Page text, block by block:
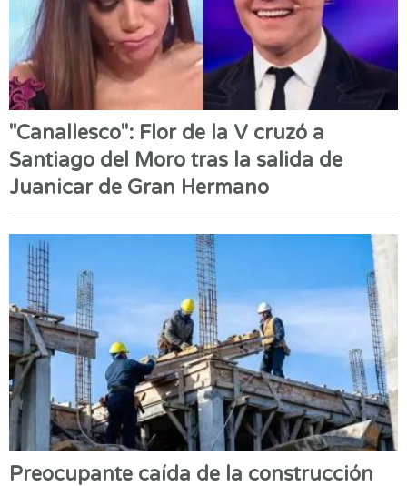
"Canallesco": Flor de la V cruzó a
Santiago del Moro tras la salida de
Juanicar de Gran Hermano
Preocupante caída de la construcción